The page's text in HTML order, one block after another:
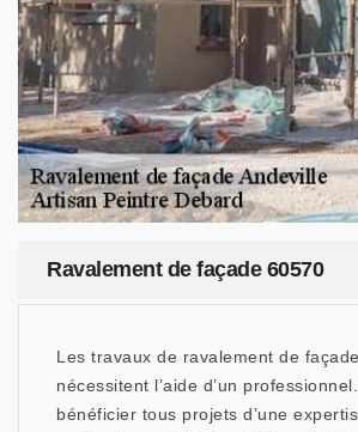
Ravalement de façade 60570
Les travaux de ravalement de
nécessitent l’aide d’un
bénéficier tous projets d’une